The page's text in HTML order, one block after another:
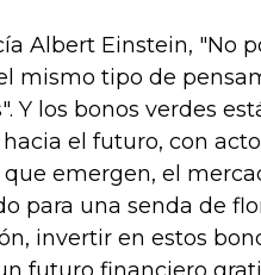
Albert Einstein, "No
mismo tipo de
Y los bonos verdes
el futuro, con
emergen, el
para una senda de
invertir en estos